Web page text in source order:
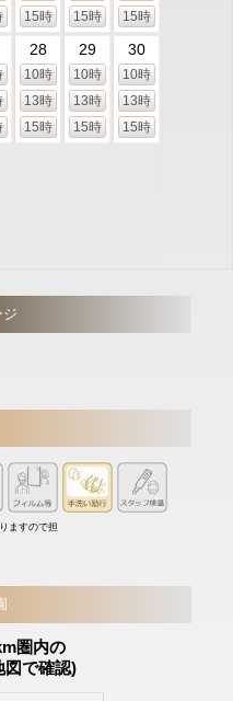
15時
15時
15時
28
10時
13時
15時
29
10時
13時
15時
30
10時
13時
15時
ますので担
圏内の
で確認)